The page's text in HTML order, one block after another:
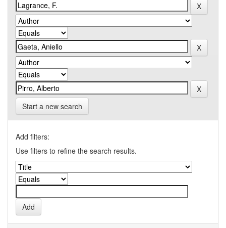
Start a new search
Add filters:
Use filters to refine the search results.